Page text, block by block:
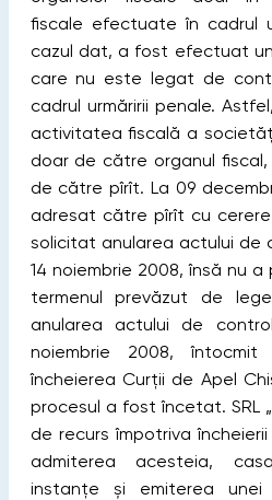
ﬁscale efectuate în cadrul
cazul dat, a fost efectuat
care nu este legat de
cadrul urmăririi penale.
activitatea ﬁscală a
doar de către organul
de către pîrît. La 09
adresat către pîrît cu
solicitat anularea actului de
14 noiembrie 2008, însă nu a
termenul prevăzut de
anularea actului de
noiembrie 2008,
încheierea Curţii de Apel
procesul a fost încetat. SRL
de recurs împotriva
admiterea acesteia,
instanţe și emiterea